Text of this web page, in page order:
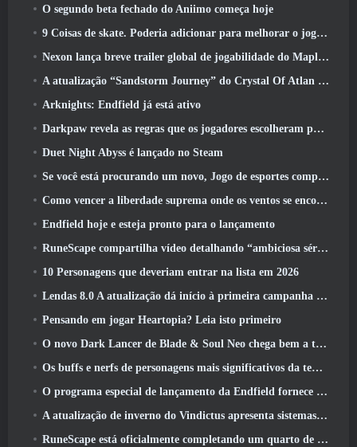
O segundo beta fechado do Aniimo começa hoje
9 Coisas de skate. Poderia adicionar para melhorar o jogo em 2026
Nexon lança breve trailer global de jogabilidade do MapleStory Classic World
A atualização “Sandstorm Journey” do Crystal Of Atlan aumenta o limite de nível para 70
Arknights: Endfield já está ativo
Darkpaw revela as regras que os jogadores escolheram para o próximo servidor Frostreaver do EverQuest
Duet Night Abyss é lançado no Steam
Se você está procurando um novo, Jogo de esportes competitivos, O teste beta fechado do futebol freestyle 2 Está a caminho
Como vencer a liberdade suprema onde os ventos se encontram
Endfield hoje e esteja pronto para o lançamento
RuneScape compartilha vídeo detalhando “ambiciosa série de atualizações de conteúdo”
10 Personagens que deveriam entrar na lista em 2026
Lendas 8.0 A atualização dá início à primeira campanha de 2026
Pensando em jogar Heartopia? Leia isto primeiro
O novo Dark Lancer de Blade & Soul Neo chega bem a tempo para o primeiro aniversário
Os buffs e nerfs de personagens mais significativos da temporada 6
O programa especial de lançamento da Endfield fornece detalhes sobre o sistema de monetização do jogo
A atualização de inverno do Vindictus apresenta sistemas para facilitar a progressão dos jogadores
RuneScape está oficialmente completando um quarto de século